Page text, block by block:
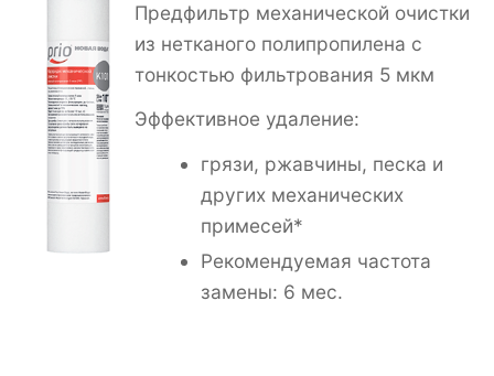
Предфильтр механической очистки
из нетканого полипропилена с
тонкостью фильтрования 5 мкм
Эффективное удаление:
грязи, ржавчины, песка и
других механических
примесей*
Рекомендуемая частота
замены: 6 мес.